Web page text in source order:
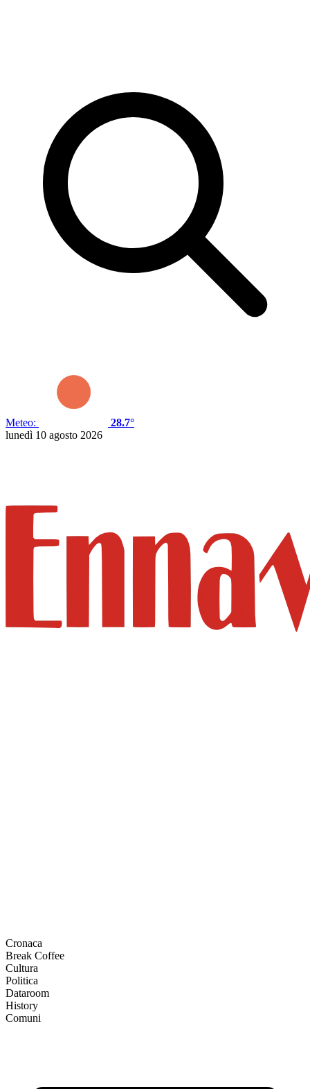
Meteo:
28.7°
lunedì 10 agosto 2026
Cronaca
Break Coffee
Cultura
Politica
Dataroom
History
Comuni